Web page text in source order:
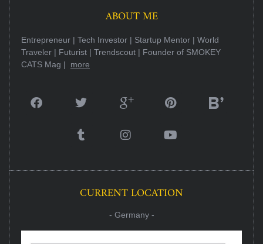
ABOUT ME
Entrepreneur | Tech Investor | Startup Mentor | World
Traveler | Futurist | Trendscout | Founder of SMOKEY
CATS Mag | more
CURRENT LOCATION
- Germany -